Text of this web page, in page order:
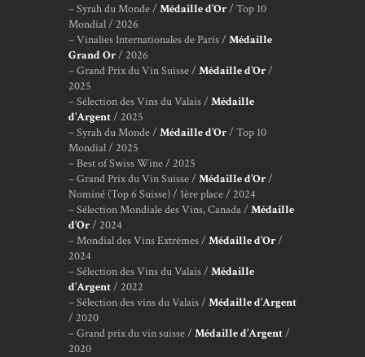
– Syrah du Monde / Médaille d’Or/ Top 10
Mondial / 2026
– Vinalies Internationales de Paris / Médaille
Grand Or/ 2026
– Grand Prix du Vin Suisse / Médaille d’Or/
2025
– Sélection des Vins du Valais / Médaille
d’Argent/ 2025
– Syrah du Monde / Médaille d’Or/ Top 10
Mondial / 2025
– Best of Swiss Wine / 2025
– Grand Prix du Vin Suisse / Médaille d’Or/
Nominé (Top 6 Suisse) / 1ère place / 2024
– Sélection Mondiale des Vins, Canada / Médaille
d’Or/ 2024
– Mondial des Vins Extrêmes / Médaille d’Or/
2024
– Sélection des Vins du Valais / Médaille
d’Argent/ 2022
– Sélection des vins du Valais / Médaille d’Argent
/ 2020
– Grand prix du vin suisse / Médaille d’Argent/
2020